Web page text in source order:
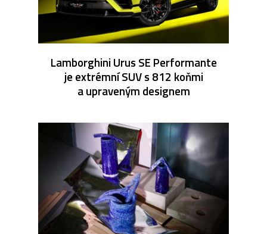
Lamborghini Urus SE Performante
je extrémní SUV s 812 koňmi
a upraveným designem